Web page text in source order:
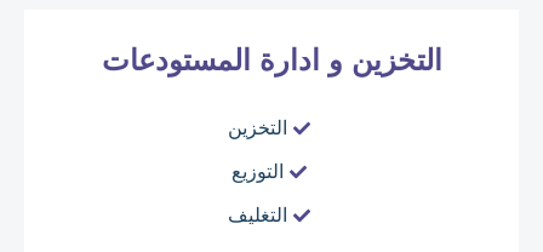
التخزين و ادارة المستودعات
التخزين
التوزيع
التغليف